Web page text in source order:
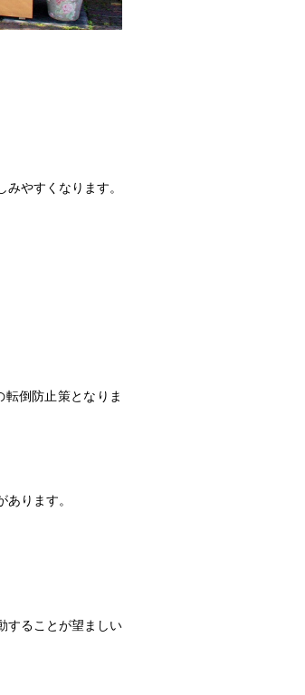
やすくなります。
倒防止策となりま
ります。
することが望ましい